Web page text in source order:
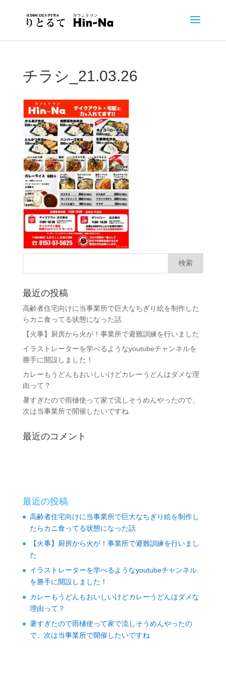
チラシ_21.03.26
最近の投稿
高齢者住宅向けに当事業所で巨大なちぎり絵を制作した
らカニ食ってる状態になった話
【火事】厨房から火が！事業所で避難訓練を行いました
イラストレーターを学べるようなyoutubeチャンネルを
勝手に開設しました！
カレーもうどんもおいしいけどカレーうどんはダメな理
由って？
暑すぎたので雨樋使って家で流しそうめんやったので、
次は当事業所で開催したいですね
最近のコメント
最近の投稿
高齢者住宅向けに当事業所で巨大なちぎり絵を制作し
たらカニ食ってる状態になった話
【火事】厨房から火が！事業所で避難訓練を行いまし
た
イラストレーターを学べるようなyoutubeチャンネル
を勝手に開設しました！
カレーもうどんもおいしいけどカレーうどんはダメな
理由って？
暑すぎたので雨樋使って家で流しそうめんやったの
で、次は当事業所で開催したいですね